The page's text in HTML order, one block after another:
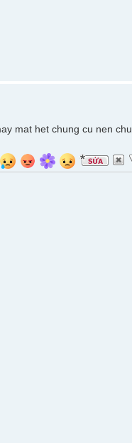
mat het chung cu nen